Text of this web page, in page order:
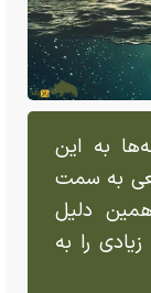
به این
به سمت
دلیل
را به